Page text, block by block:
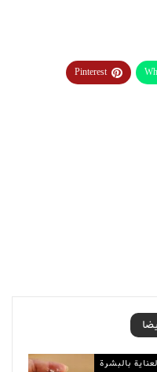
Pinterest
بالبشرة